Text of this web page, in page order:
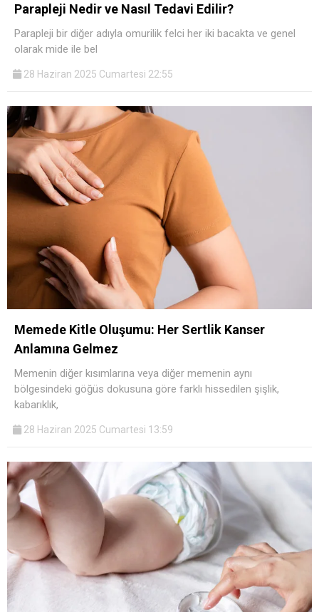
Parapleji Nedir ve Nasıl Tedavi Edilir?
Parapleji bir diğer adıyla omurilik felci her iki bacakta ve genel
olarak mide ile bel
28 Haziran 2025 Cumartesi 22:55
Memede Kitle Oluşumu: Her Sertlik Kanser
Anlamına Gelmez
Memenin diğer kısımlarına veya diğer memenin aynı
bölgesindeki göğüs dokusuna göre farklı hissedilen şişlik,
kabarıklık,
28 Haziran 2025 Cumartesi 13:59